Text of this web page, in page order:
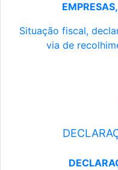
Situação fiscal,
via de